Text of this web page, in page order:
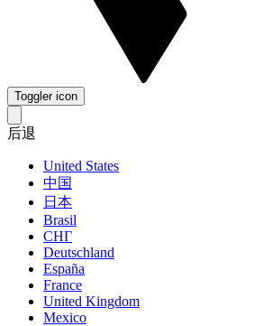
Toggler icon
后退
United States
中国
日本
Brasil
СНГ
Deutschland
España
France
United Kingdom
Mexico